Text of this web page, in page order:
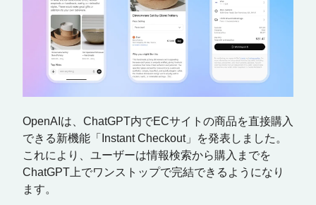
OpenAIは、ChatGPT内でECサイトの商品を直接購入
できる新機能「Instant Checkout」を発表しました。
これにより、ユーザーは情報検索から購入までを
ChatGPT上でワンストップで完結できるようになり
ます。